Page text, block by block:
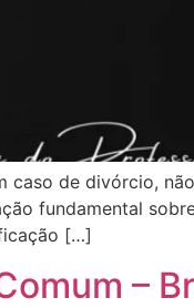
de divórcio,
fundamental
[…]
–